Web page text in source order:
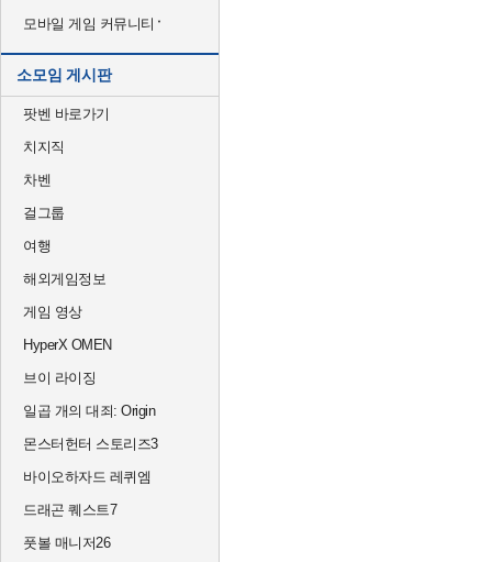
모바일 게임 커뮤니티
소모임 게시판
팟벤 바로가기
치지직
차벤
걸그룹
여행
해외게임정보
게임 영상
HyperX OMEN
브이 라이징
일곱 개의 대죄: Origin
몬스터헌터 스토리즈3
바이오하자드 레퀴엠
드래곤 퀘스트7
풋볼 매니저26